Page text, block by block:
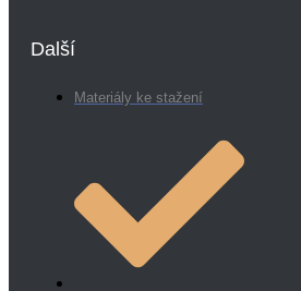
Další
Materiály ke stažení